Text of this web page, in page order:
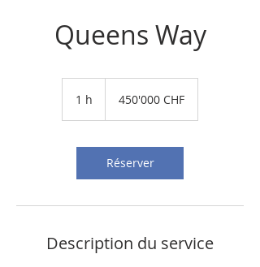
Queens Way
1 h
suisses
450'000 CHF
Réserver
Description du service